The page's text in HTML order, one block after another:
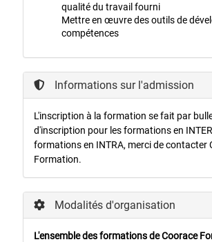
qualité du travail fourni
Mettre en œuvre des outils de
compétences
Informations sur l'admission
L'inscription à la formation se fait par
d'inscription pour les formations en
formations en INTRA, merci de contacter
Formation.
Modalités d'organisation
L'ensemble des formations de Coorace